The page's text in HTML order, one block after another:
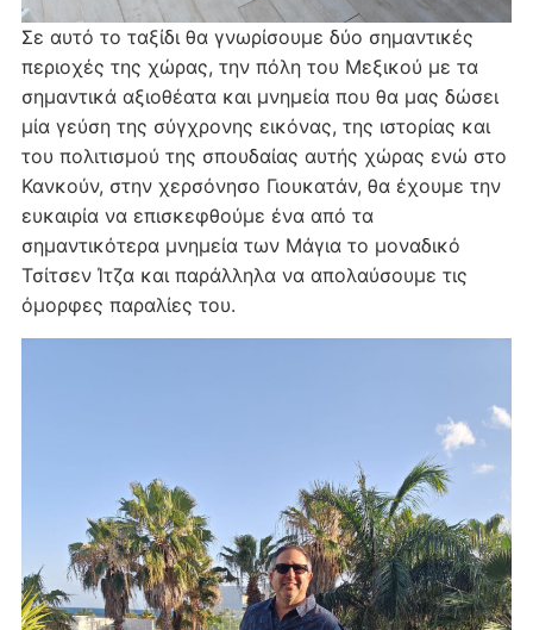
Σε αυτό το ταξίδι θα γνωρίσουμε δύο σημαντικές
περιοχές της χώρας, την πόλη του Μεξικού με τα
σημαντικά αξιοθέατα και μνημεία που θα μας δώσει
μία γεύση της σύγχρονης εικόνας, της ιστορίας και
του πολιτισμού της σπουδαίας αυτής χώρας ενώ στο
Κανκούν, στην χερσόνησο Γιουκατάν, θα έχουμε την
ευκαιρία να επισκεφθούμε ένα από τα
σημαντικότερα μνημεία των Μάγια το μοναδικό
Τσίτσεν Ίτζα και παράλληλα να απολαύσουμε τις
όμορφες παραλίες του.